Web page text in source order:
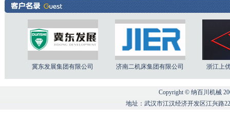
冀东发展集团有限公司 济南二机床集团有限公司 浙江上
Copyright © 纳百川机械
地址：武汉市江汉经济开发区江兴路22